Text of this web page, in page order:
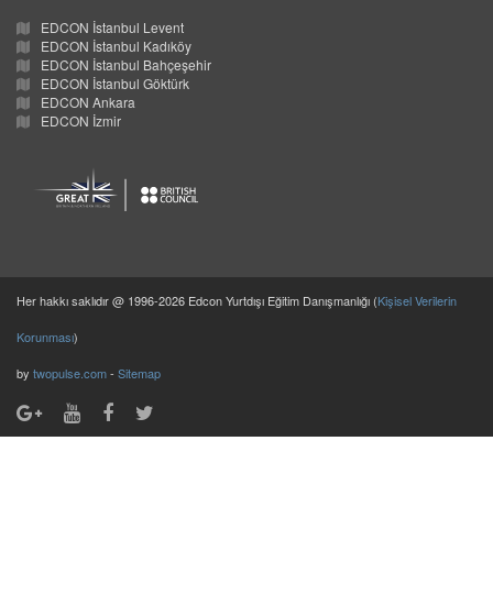
EDCON İstanbul Levent
EDCON İstanbul Kadıköy
EDCON İstanbul Bahçeşehir
EDCON İstanbul Göktürk
EDCON Ankara
EDCON İzmir
Her hakkı saklıdır @ 1996-2026 Edcon Yurtdışı Eğitim Danışmanlığı (Kişisel Verilerin
Korunması)
by twopulse.com- Sitemap